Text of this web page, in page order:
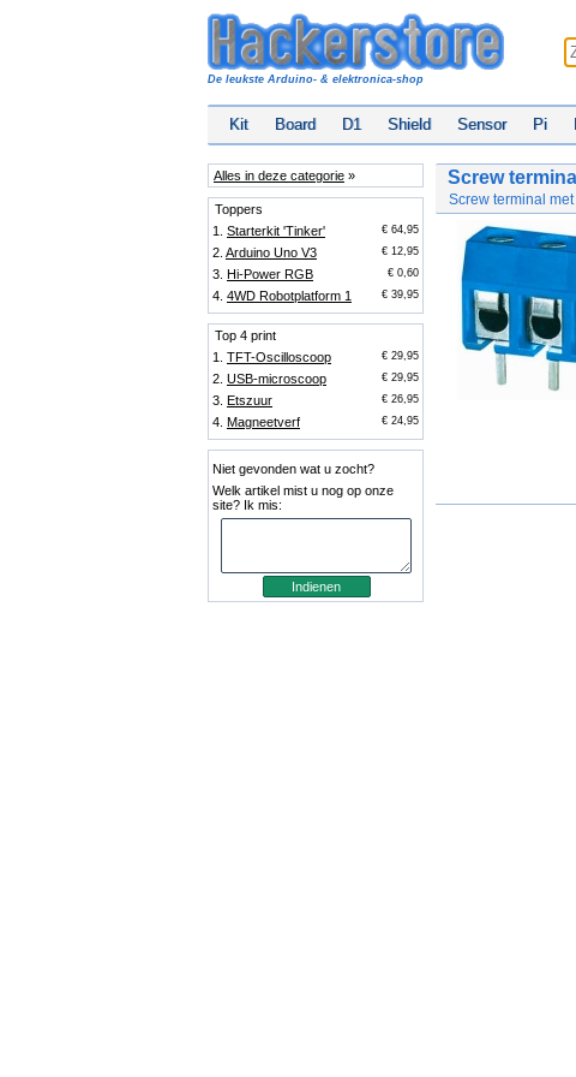
De leukste Arduino- & elektronica-shop
Kit Board D1 Shield Sensor Pi
Alles in deze categorie »
Toppers
1. Starterkit 'Tinker' € 64,95
2. Arduino Uno V3 € 12,95
3. Hi-Power RGB € 0,60
4. 4WD Robotplatform 1 € 39,95
Top 4 print
1. TFT-Oscilloscoop € 29,95
2. USB-microscoop € 29,95
3. Etszuur € 26,95
4. Magneetverf € 24,95
Niet gevonden wat u zocht?
Welk artikel mist u nog op onze
site? Ik mis:
Screw
Screw terminal